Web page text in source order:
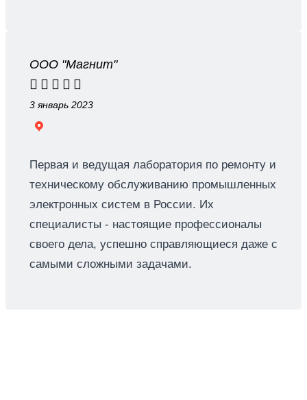
ООО "Магнит"
    
3 январь 2023
Первая и ведущая лаборатория по ремонту и
техническому обслуживанию промышленных
электронных систем в России. Их
специалисты - настоящие профессионалы
своего дела, успешно справляющиеся даже с
самыми сложными задачами.